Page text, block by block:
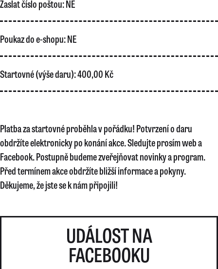
Zaslat číslo poštou:NE
Poukaz do e-shopu:NE
Startovné (výše daru):400,00 Kč
Platba za startovné proběhla v pořádku! Potvrzení o daru
obdržíte elektronicky po konání akce. Sledujte prosím web a
Facebook. Postupně budeme zveřejňovat novinky a program.
Před termínem akce obdržíte bližší informace a pokyny.
Děkujeme, že jste se k nám připojili!
UDÁLOST NA
FACEBOOKU